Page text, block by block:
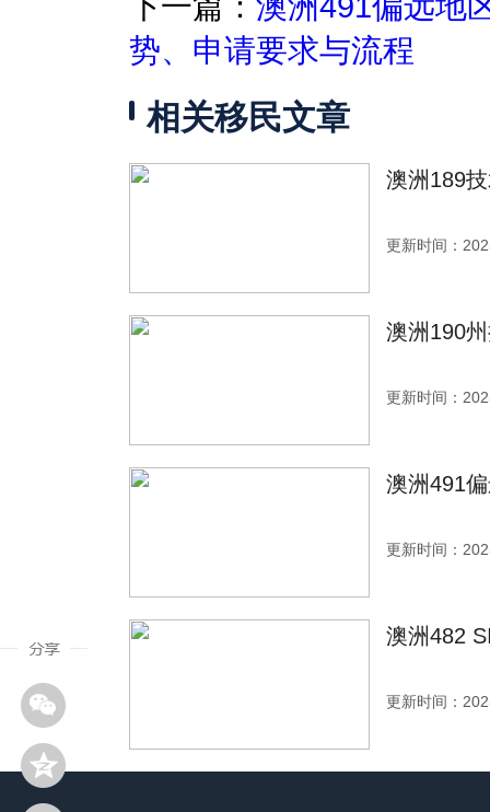
势、申请要求与流程
相关移民文章
澳洲189
更新时间：
澳洲190
更新时间：
澳洲491
更新时间：
澳洲482
更新时间：